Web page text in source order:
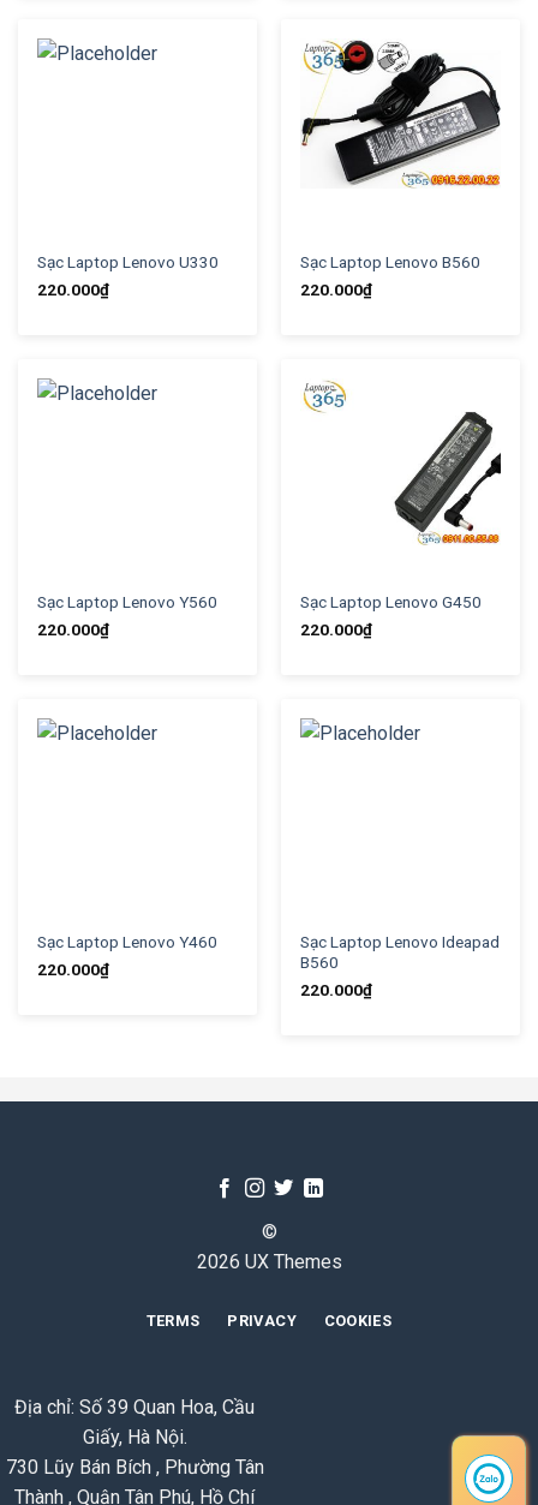
Sạc Laptop Lenovo U330
220.000₫
Sạc Laptop Lenovo B560
220.000₫
Sạc Laptop Lenovo Y560
220.000₫
Sạc Laptop Lenovo G450
220.000₫
Sạc Laptop Lenovo Y460
220.000₫
Sạc Laptop Lenovo Ideapad
B560
220.000₫
©
2026 UX Themes
TERMS PRIVACY COOKIES
Địa chỉ: Số 39 Quan Hoa, Cầu
Giấy, Hà Nội.
730 Lũy Bán Bích , Phường Tân
Thành , Quận Tân Phú, Hồ Chí